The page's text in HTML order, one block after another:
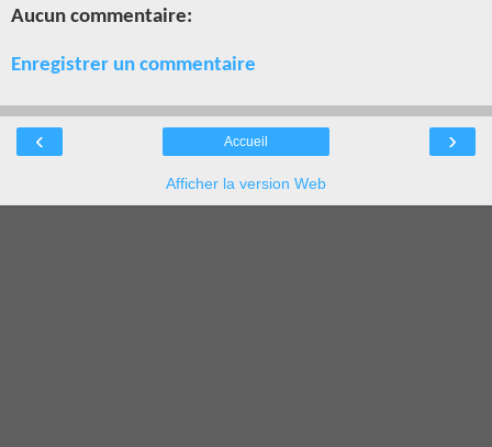
Aucun commentaire:
Enregistrer un commentaire
‹ ›
Accueil
Afficher la version Web